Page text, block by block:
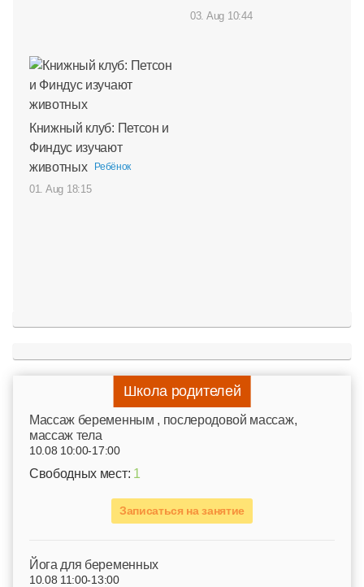
03. Aug 10:44
Книжный клуб: Петсон и
Финдус изучают
животных
Ребёнок
01. Aug 18:15
Школа родителей
Mассаж беременным , послеродовой массаж,
массаж тела
10.08 10:00-17:00
Свободных мест: 1
Записаться на занятие
Йога для беременных
10.08 11:00-13:00